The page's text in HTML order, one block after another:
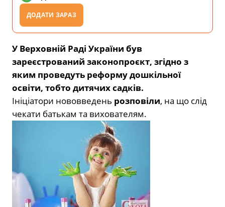
ДОДАТИ ЗАРАЗ
У Верховній Раді України був
зареєстрований законопроєкт, згідно з
яким проведуть реформу дошкільної
освіти, тобто дитячих садків.
Ініціатори нововведень розповіли, на що слід
чекати батькам та вихователям.